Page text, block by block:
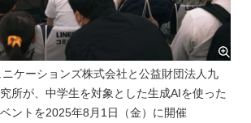
ケーションズ株式会社と公益財団法人九
所が、中学生を対象とした生成AIを使った
ントを2025年8月1日（金）に開催